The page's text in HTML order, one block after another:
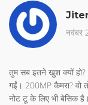
नवंबर
तुम सब इतने खुश क्यों हो?
गईं। 200MP कैमरा? वो
नोट टू के लिए भी बेसिक